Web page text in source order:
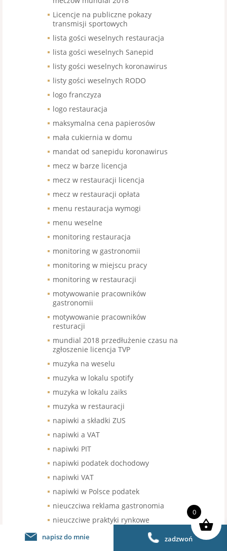
Licencje na publiczne pokazy
transmisji sportowych
lista gości weselnych restauracja
lista gości weselnych Sanepid
listy gości weselnych koronawirus
listy gości weselnych RODO
logo franczyza
logo restauracja
maksymalna cena papierosów
mała cukiernia w domu
mandat od sanepidu koronawirus
mecz w barze licencja
mecz w restauracji licencja
mecz w restauracji opłata
menu restauracja wymogi
menu weselne
monitoring restauracja
monitoring w gastronomii
monitoring w miejscu pracy
monitoring w restauracji
motywowanie pracowników
gastronomii
motywowanie pracowników
resturacji
mundial 2018 przedłużenie czasu na
zgłoszenie licencja TVP
muzyka na weselu
muzyka w lokalu spotify
muzyka w lokalu zaiks
muzyka w restauracji
napiwki a składki ZUS
napiwki a VAT
napiwki PIT
napiwki podatek dochodowy
napiwki VAT
napiwki w Polsce podatek
nieuczciwa reklama gastronomia
nieuczciwe praktyki rynkowe
niezarejstrowany znak towarowy
napisz do mnie zadzwoń
0